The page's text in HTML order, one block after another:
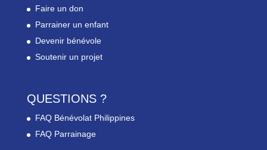
Faire un don
Parrainer un enfant
Devenir bénévole
Soutenir un projet
QUESTIONS ?
FAQ Bénévolat Philippines
FAQ Parrainage